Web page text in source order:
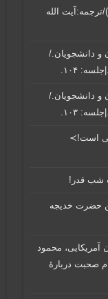
ترجمه:آیت الله
و دانشجویان./
۱۰۴.
و دانشجویان./
۱۰۳.
است!≻
شب قدر!
حضرت خدیجه
آمریکایی، محمود
صحبت دربارۀ